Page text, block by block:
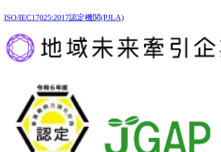
ISO/IEC17025:2017認定機関(PJLA)